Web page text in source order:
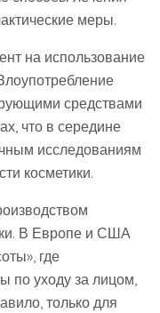
меры.
на использование
средствами
что в середине
исследованиям
косметики.
В Европе и США
где
по уходу за лицом,
только для